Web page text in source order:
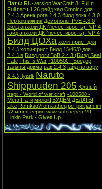
Патчи RU-version WarCraft 3: Full п
Full патч 1.26 рейд кал Omnicc для
2.4.3 Арена рога 2.4.3 билд лока 4.3.0
Чернокнижник Демонолог PvE 4.3.0
билд анхоли ДК (нечестивость) PvP 4
гайд анхоли ДК (нечестивость) PvP 4
Билд ЦОХа холи-прист для
2.4.3 холи-прист Билд 15/46/0 для
2.4.3 в Билд роги ВоВ 2.4.3 (Билд Seal
Fate This Is War +100500 - Бредор
таланы дрима вар 2.4.3 гайд по вару
2.4.3 Ilyarik Naruto
Shippuuden 205 Южный
парк - World of war craft +100500 -
Мега Пати милок! БУДЕМ ДЕЛАТЬ!
Like Romkaq?romkatheq ретрик iam im
s2 iammt серия wow sub перев MT
Linkin Park - Given Up